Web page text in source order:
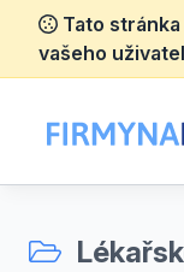
Tato
vašeho